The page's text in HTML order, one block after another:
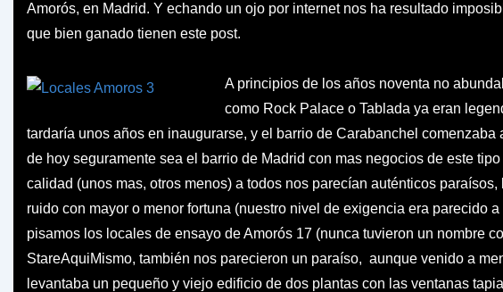
Amorós, en Madrid. Y echando un ojo por internet nos ha resultado
que bien ganado tienen este post.
A principios de los años noventa no
como Rock Palace o Tablada ya eran
tardaría unos años en inaugurarse, y el barrio de Carabanchel
de hoy seguramente sea el barrio de Madrid con mas negocios de este
calidad (unos mas, otros menos) a todos nos parecían auténticos
ruido con mayor o menor fortuna (nuestro nivel de exigencia era parecido
pisamos los locales de ensayo de Amorós 17 (nunca tuvieron un nombre
StareAquiMismo, también nos parecieron un paraíso, aunque venido a
levantaba un pequeño y viejo edificio de dos plantas con las ventanas